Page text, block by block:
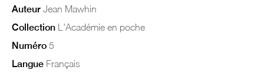
Auteur Jean Mawhin
Collection L'Académie en poche
Numéro 5
Langue Français